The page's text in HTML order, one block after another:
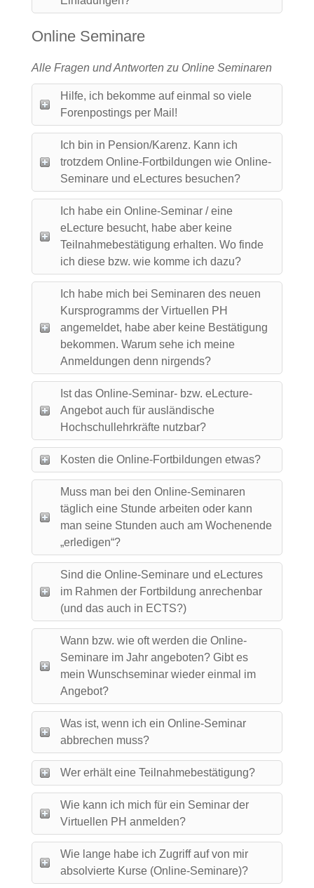
Online Seminare
Alle Fragen und Antworten zu Online Seminaren
Hilfe, ich bekomme auf einmal so viele
Forenpostings per Mail!
Ich bin in Pension/Karenz. Kann ich
trotzdem Online-Fortbildungen wie Online-
Seminare und eLectures besuchen?
Ich habe ein Online-Seminar / eine
eLecture besucht, habe aber keine
Teilnahmebestätigung erhalten. Wo finde
ich diese bzw. wie komme ich dazu?
Ich habe mich bei Seminaren des neuen
Kursprogramms der Virtuellen PH
angemeldet, habe aber keine Bestätigung
bekommen. Warum sehe ich meine
Anmeldungen denn nirgends?
Ist das Online-Seminar- bzw. eLecture-
Angebot auch für ausländische
Hochschullehrkräfte nutzbar?
Kosten die Online-Fortbildungen etwas?
Muss man bei den Online-Seminaren
täglich eine Stunde arbeiten oder kann
man seine Stunden auch am Wochenende
„erledigen“?
Sind die Online-Seminare und eLectures
im Rahmen der Fortbildung anrechenbar
(und das auch in ECTS?)
Wann bzw. wie oft werden die Online-
Seminare im Jahr angeboten? Gibt es
mein Wunschseminar wieder einmal im
Angebot?
Was ist, wenn ich ein Online-Seminar
abbrechen muss?
Wer erhält eine Teilnahmebestätigung?
Wie kann ich mich für ein Seminar der
Virtuellen PH anmelden?
Wie lange habe ich Zugriff auf von mir
absolvierte Kurse (Online-Seminare)?